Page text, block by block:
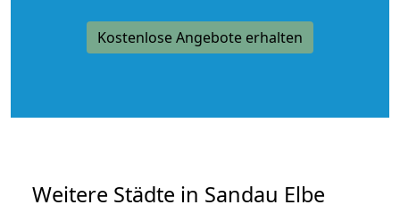
Kostenlose Angebote erhalten
Weitere Städte in Sandau Elbe